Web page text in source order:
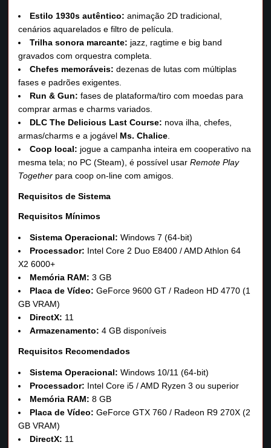
Estilo 1930s autêntico: animação 2D tradicional,
cenários aquarelados e filtro de película.
Trilha sonora marcante: jazz, ragtime e big band
gravados com orquestra completa.
Chefes memoráveis: dezenas de lutas com múltiplas
fases e padrões exigentes.
Run & Gun: fases de plataforma/tiro com moedas para
comprar armas e charms variados.
DLC The Delicious Last Course: nova ilha, chefes,
armas/charms e a jogável Ms. Chalice
Coop local: jogue a campanha inteira em cooperativo na
mesma tela; no PC (Steam), é possível usarRemote Play
Together para coop on-line com amigos.
Requisitos de Sistema
Requisitos Mínimos
Sistema Operacional: Windows 7 (64‑bit)
Processador: Intel Core 2 Duo E8400 / AMD Athlon 64
X2 6000+
Memória RAM: 3 GB
Placa de Vídeo: GeForce 9600 GT / Radeon HD 4770 (1
GB VRAM)
DirectX: 11
Armazenamento: 4 GB disponíveis
Requisitos Recomendados
Sistema Operacional: Windows 10/11 (64‑bit)
Processador: Intel Core i5 / AMD Ryzen 3 ou superior
Memória RAM: 8 GB
Placa de Vídeo: GeForce GTX 760 / Radeon R9 270X (2
GB VRAM)
DirectX: 11